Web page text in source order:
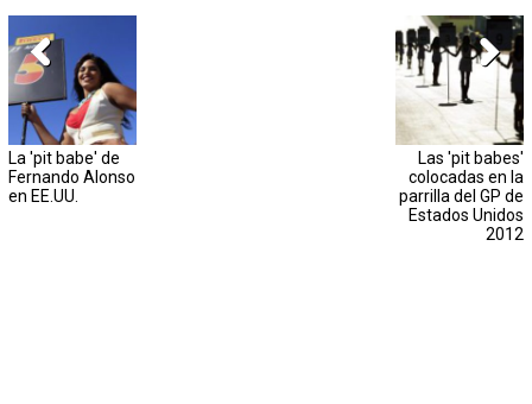
La 'pit babe' de
Fernando Alonso
en EE.UU.
Las 'pit babes'
colocadas en la
parrilla del GP de
Estados Unidos
2012